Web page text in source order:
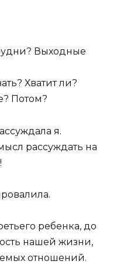
Выходные
Хватит ли?
Потом?
я.
рассуждать на
ребенка, до
нашей жизни,
отношений.